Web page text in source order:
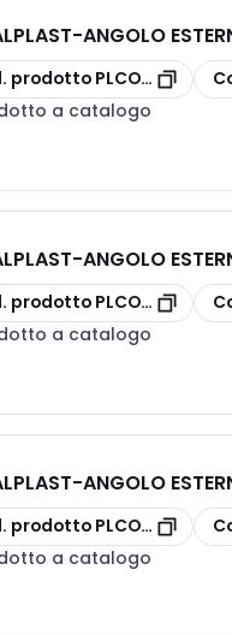
-ANGOLO
prodotto PLCONAE125
a catalogo
-ANGOLO
prodotto PLCONAE125M
a catalogo
-ANGOLO
prodotto PLCONAE70M
a catalogo